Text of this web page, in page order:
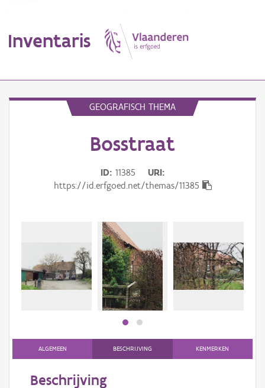
Inventaris
Persoon of collectief
Aanmelden
GEOGRAFISCH THEMA
Bosstraat
ID 11385
URI
https://id.erfgoed.net/themas/11385
ALGEMEEN BESCHRIJVING KENMERKEN
Beschrijving